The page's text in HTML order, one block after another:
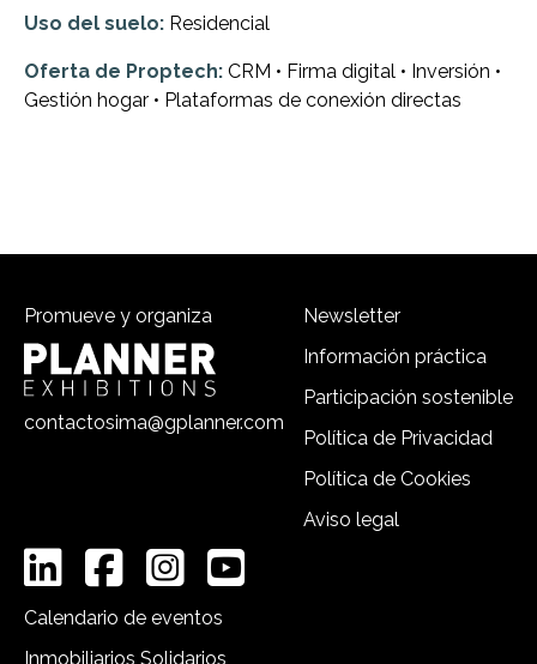
Uso del suelo: Residencial
Oferta de Proptech: CRM • Firma digital • Inversión •
Gestión hogar • Plataformas de conexión directas
Promueve y organiza
contactosima@gplanner.com
Newsletter
Información práctica
Participación sostenible
Política de Privacidad
Política de Cookies
Aviso legal
Calendario de eventos
Inmobiliarios Solidarios